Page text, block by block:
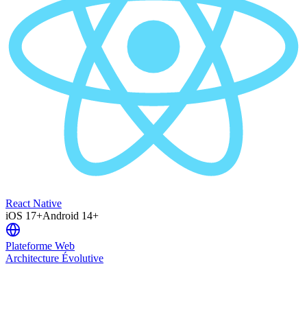
React Native
iOS 17+Android 14+
Plateforme Web
Architecture Évolutive